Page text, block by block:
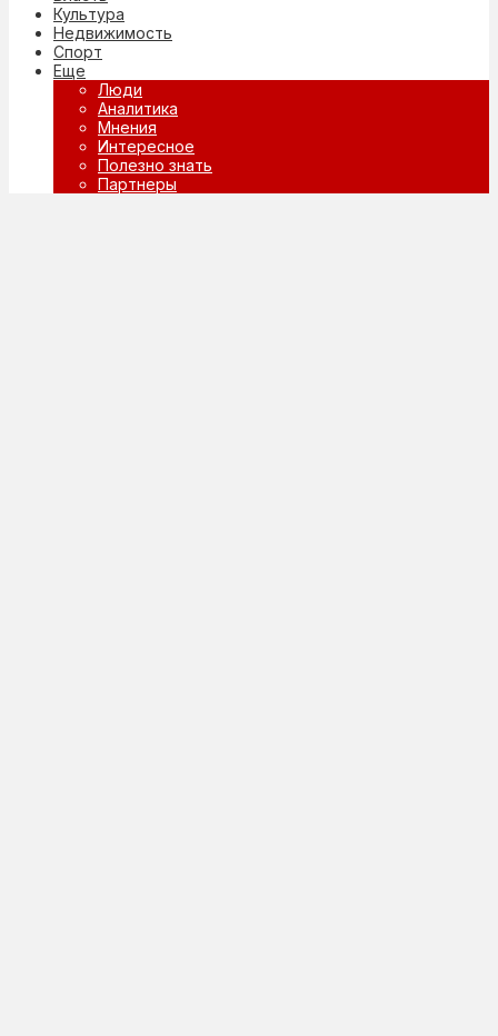
Культура
Недвижимость
Спорт
Еще
Люди
Аналитика
Мнения
Интересное
Полезно знать
Партнеры